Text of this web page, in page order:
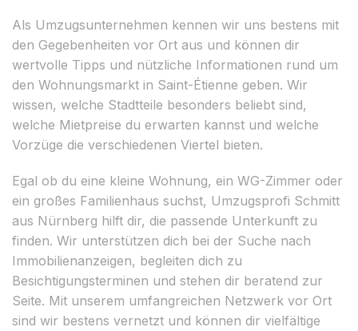
Als Umzugsunternehmen kennen wir uns bestens mit
den Gegebenheiten vor Ort aus und können dir
wertvolle Tipps und nützliche Informationen rund um
den Wohnungsmarkt in Saint-Étienne geben. Wir
wissen, welche Stadtteile besonders beliebt sind,
welche Mietpreise du erwarten kannst und welche
Vorzüge die verschiedenen Viertel bieten.
Egal ob du eine kleine Wohnung, ein WG-Zimmer oder
ein großes Familienhaus suchst, Umzugsprofi Schmitt
aus Nürnberg hilft dir, die passende Unterkunft zu
finden. Wir unterstützen dich bei der Suche nach
Immobilienanzeigen, begleiten dich zu
Besichtigungsterminen und stehen dir beratend zur
Seite. Mit unserem umfangreichen Netzwerk vor Ort
sind wir bestens vernetzt und können dir vielfältige